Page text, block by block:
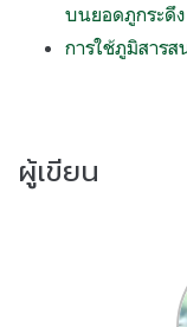
บนยอดภูกระดึ
การใช้ภูมิสารส
ผู้เขียน